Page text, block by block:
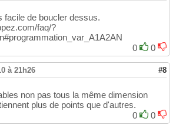
facile de boucler dessus.
faq/?
0
0
à 21h26 #8
non pas tous la même dimension
plus de points que d'autres.
0
0